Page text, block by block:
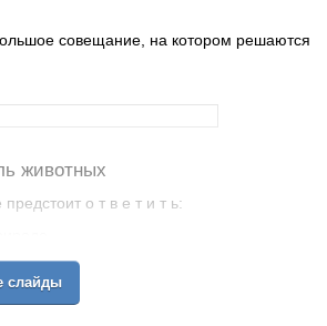
совещание, на котором решаются
животных
о т в е т и т ь:
книга
слайды